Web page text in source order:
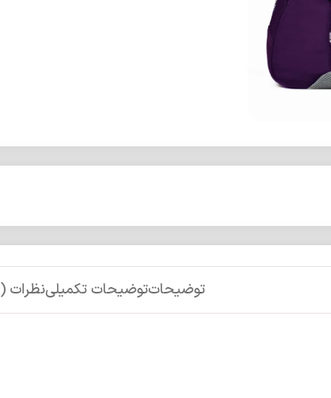
توضیحاتتوضیحات تکمیلینظرات (0)